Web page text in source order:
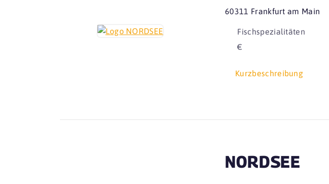
60311 Frankfurt am Main
Fischspezialitäten
€
Kurzbeschreibung
NORDSEE